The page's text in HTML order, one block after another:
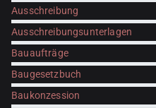
Ausschreibung
Ausschreibungsunterlagen
Bauaufträge
Baugesetzbuch
Baukonzession